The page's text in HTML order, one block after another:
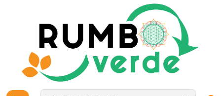
Envío gratis por compras sobre los 59.990 en la provincia de Santiago
Nutrición Deportiva